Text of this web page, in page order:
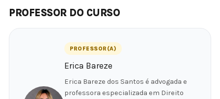
PROFESSOR DO CURSO
PROFESSOR(A)
Erica Bareze
Erica Bareze dos Santos é advogada e
professora especializada em Direito